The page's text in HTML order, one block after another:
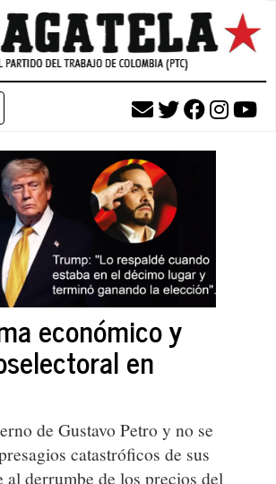
económico y
en
de Gustavo Petro y no se
catastróficos de sus
al derrumbe de los precios del